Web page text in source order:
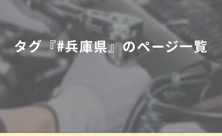
タグ『#兵庫県』のページ一覧